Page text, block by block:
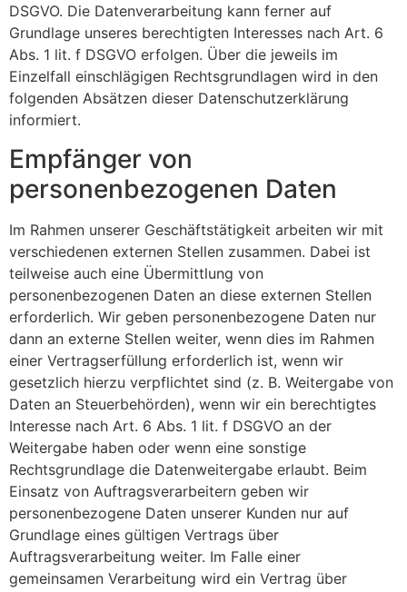
DSGVO. Die Datenverarbeitung kann ferner auf
Grundlage unseres berechtigten Interesses nach Art. 6
Abs. 1 lit. f DSGVO erfolgen. Über die jeweils im
Einzelfall einschlägigen Rechtsgrundlagen wird in den
folgenden Absätzen dieser Datenschutzerklärung
informiert.
Empfänger von
personenbezogenen Daten
Im Rahmen unserer Geschäftstätigkeit arbeiten wir mit
verschiedenen externen Stellen zusammen. Dabei ist
teilweise auch eine Übermittlung von
personenbezogenen Daten an diese externen Stellen
erforderlich. Wir geben personenbezogene Daten nur
dann an externe Stellen weiter, wenn dies im Rahmen
einer Vertragserfüllung erforderlich ist, wenn wir
gesetzlich hierzu verpflichtet sind (z. B. Weitergabe von
Daten an Steuerbehörden), wenn wir ein berechtigtes
Interesse nach Art. 6 Abs. 1 lit. f DSGVO an der
Weitergabe haben oder wenn eine sonstige
Rechtsgrundlage die Datenweitergabe erlaubt. Beim
Einsatz von Auftragsverarbeitern geben wir
personenbezogene Daten unserer Kunden nur auf
Grundlage eines gültigen Vertrags über
Auftragsverarbeitung weiter. Im Falle einer
gemeinsamen Verarbeitung wird ein Vertrag über